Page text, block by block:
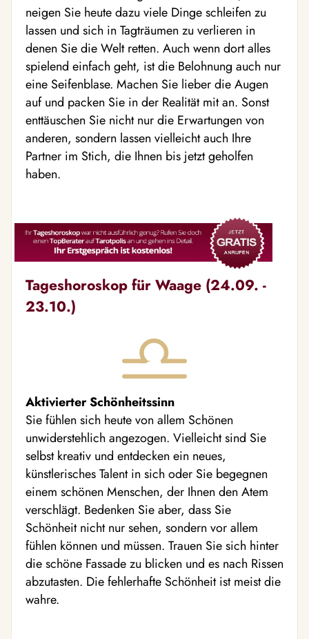
neigen Sie heute dazu viele Dinge schleifen zu
lassen und sich in Tagträumen zu verlieren in
denen Sie die Welt retten. Auch wenn dort alles
spielend einfach geht, ist die Belohnung auch nur
eine Seifenblase. Machen Sie lieber die Augen
auf und packen Sie in der Realität mit an. Sonst
enttäuschen Sie nicht nur die Erwartungen von
anderen, sondern lassen vielleicht auch Ihre
Partner im Stich, die Ihnen bis jetzt geholfen
haben.
Tageshoroskop für Waage (24.09. -
23.10.)
Aktivierter Schönheitssinn
Sie fühlen sich heute von allem Schönen
unwiderstehlich angezogen. Vielleicht sind Sie
selbst kreativ und entdecken ein neues,
künstlerisches Talent in sich oder Sie begegnen
einem schönen Menschen, der Ihnen den Atem
verschlägt. Bedenken Sie aber, dass Sie
Schönheit nicht nur sehen, sondern vor allem
fühlen können und müssen. Trauen Sie sich hinter
die schöne Fassade zu blicken und es nach Rissen
abzutasten. Die fehlerhafte Schönheit ist meist die
wahre.